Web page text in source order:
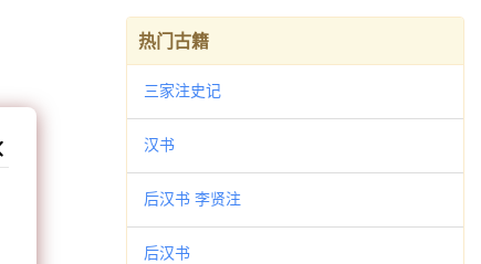
热门古籍
三家注史记
汉书
后汉书 李贤注
后汉书